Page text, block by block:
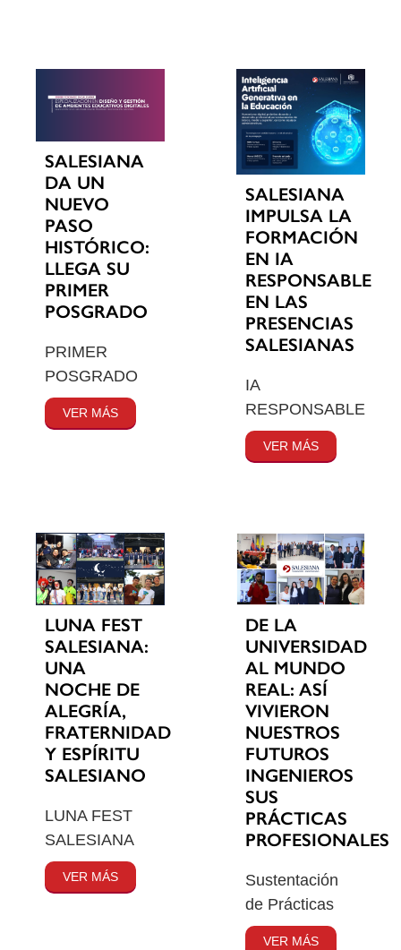
SALESIANA
DA UN
NUEVO
PASO
HISTÓRICO:
LLEGA SU
PRIMER
POSGRADO
PRIMER
POSGRADO
VER MÁS
SALESIANA
IMPULSA LA
FORMACIÓN
EN IA
RESPONSABLE
EN LAS
PRESENCIAS
SALESIANAS
IA
RESPONSABLE
VER MÁS
LUNA FEST
SALESIANA:
UNA
NOCHE DE
ALEGRÍA,
FRATERNIDAD
Y ESPÍRITU
SALESIANO
LUNA FEST
SALESIANA
VER MÁS
DE LA
UNIVERSIDAD
AL MUNDO
REAL: ASÍ
VIVIERON
NUESTROS
FUTUROS
INGENIEROS
SUS
PRÁCTICAS
PROFESIONALES
Sustentación
de Prácticas
VER MÁS